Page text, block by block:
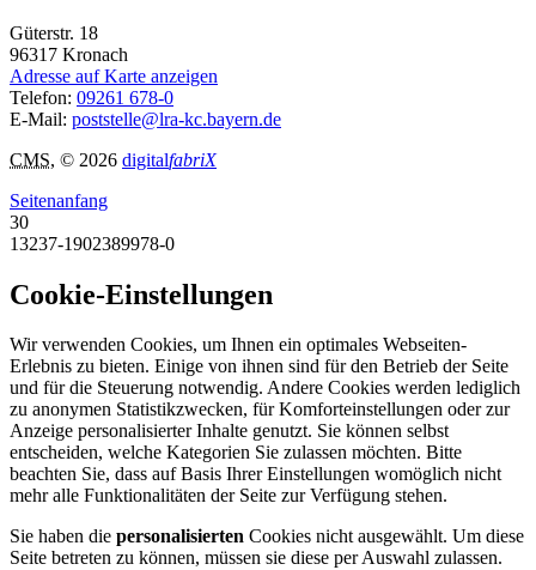
Güterstr. 18
96317 Kronach
Adresse auf Karte anzeigen
Telefon: 09261 678-0
E-Mail: poststelle@lra-kc.bayern.de
CMS, © 2026 digitalfabriX
Seitenanfang
30
13237-1902389978-0
Cookie-Einstellungen
Wir verwenden Cookies, um Ihnen ein optimales Webseiten-
Erlebnis zu bieten. Einige von ihnen sind für den Betrieb der Seite
und für die Steuerung notwendig. Andere Cookies werden lediglich
zu anonymen Statistikzwecken, für Komforteinstellungen oder zur
Anzeige personalisierter Inhalte genutzt. Sie können selbst
entscheiden, welche Kategorien Sie zulassen möchten. Bitte
beachten Sie, dass auf Basis Ihrer Einstellungen womöglich nicht
mehr alle Funktionalitäten der Seite zur Verfügung stehen.
Sie haben die personalisierten Cookies nicht ausgewählt. Um diese
Seite betreten zu können, müssen sie diese per Auswahl zulassen.